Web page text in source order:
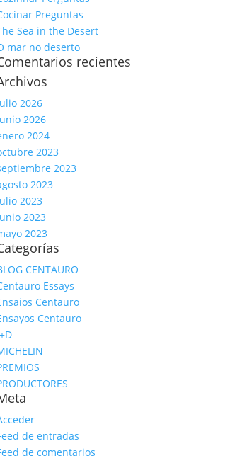
Preguntas
Sea in the Desert
mar no deserto
recientes
2026
2026
2024
2023
2023
2023
2023
2023
2023
CENTAURO
Essays
Centauro
Centauro
de entradas
de comentarios